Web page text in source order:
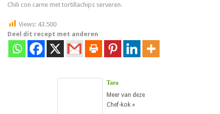
Chili con carne met tortillachips serveren.
Views: 43.500
Deel dit recept met anderen
Tara
Meer van deze
Chef-kok »